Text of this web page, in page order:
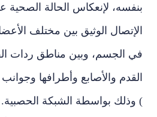
بنفسه، لإنعكاس الحالة الصحية
الإتصال الوثيق بين مختلف
في الجسم، وبين مناطق ردات
) وذلك بواسطة الشبكة الحصبية.